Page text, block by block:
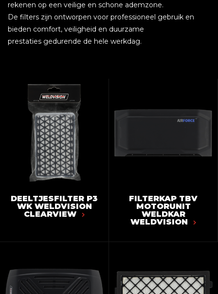
rekenen op een veilige en schone ademzone.
De filters zijn ontworpen voor professioneel gebruik en
bieden comfort, veiligheid en duurzame
prestaties gedurende de hele werkdag.
DEELTJESFILTER P3
WK WELDVISION
CLEARVIEW
FILTERKAP TBV
MOTORUNIT
WELDKAR
WELDVISION